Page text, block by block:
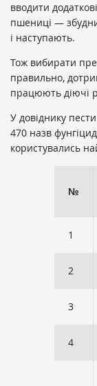
вводити
пшениці —
і наступають.
Тож вибирати
правильно,
працюють діючі
У довіднику
470 назв
користувались
№
1
2
3
4